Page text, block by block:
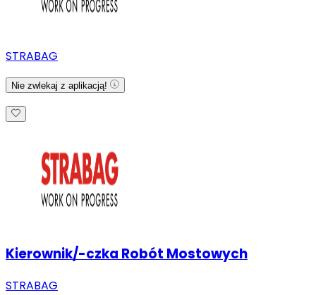
STRABAG
Nie zwlekaj z aplikacją!
Kierownik/-czka Robót Mostowych
STRABAG